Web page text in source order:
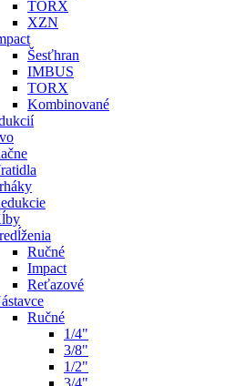
TORX
XZN
Šesťhran
IMBUS
TORX
Kombinované
Ručné
Impact
Reťazové
Ručné
1/4"
3/8"
1/2"
3/4"